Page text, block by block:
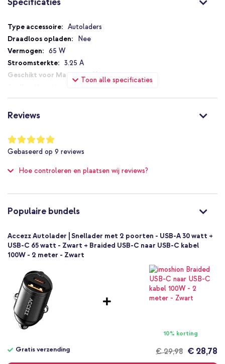
Toon alle specificaties
Specificaties
Autoladers
Nee
65 W
3.25 A
Nee
Power Delivery 2.0, Power Delivery 3.0, Quick
Accezz
Geen Bluetooth
Auto
0 m
Nee
USB-C
Universeel
Smartphone, Tablet, Draadloze oortjes
Gebruikershandleiding
Reviews
Waardering:
98
%
of
Gebaseerd op 9 reviews
Hoe controleren en plaatsen wij reviews?
Populaire bundels
Accezz Autolader | Snellader met 2 poorten - USB-A 30 watt +
USB-C 65 watt - Zwart + Braided USB-C naar USB-C kabel
100W - 2 meter - Zwart
10% korting
€ 29,98
Gratis verzending € 28,78